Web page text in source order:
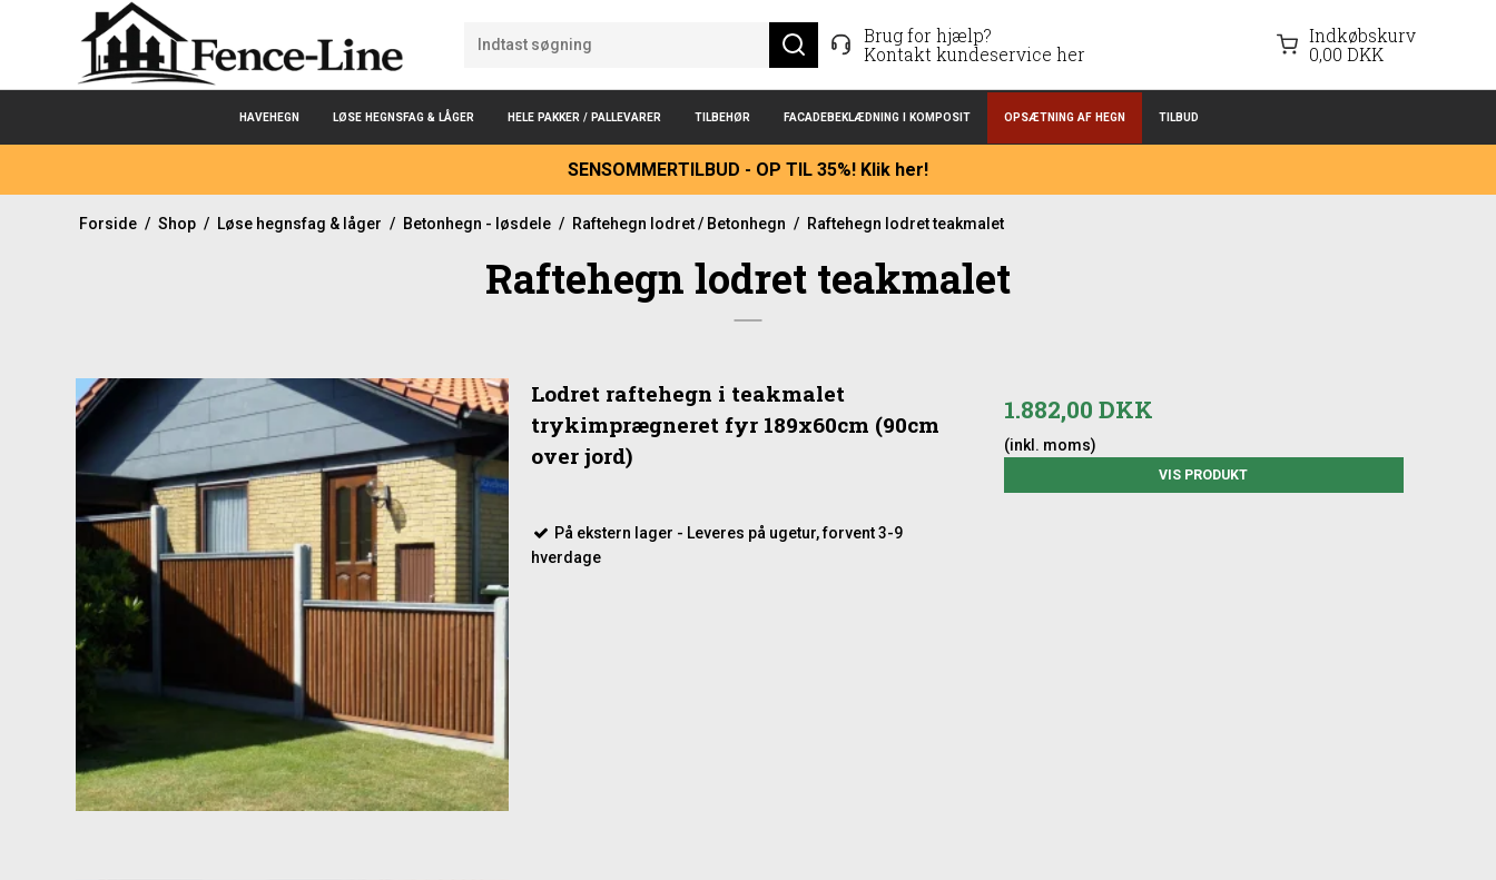
Brug for hjælp?
Kontakt kundeservice her
Indkøbskurv
0,00 DKK
HAVEHEGN LØSE HEGNSFAG & LÅGER HELE PAKKER / PALLEVARER TILBEHØR FACADEBEKLÆDNING I KOMPOSIT OPSÆTNING AF HEGN TILBUD
SENSOMMERTILBUD - OP TIL 35%! Klik her!
Forside / Shop / Løse hegnsfag & låger / Betonhegn - løsdele / Raftehegn lodret / Betonhegn / Raftehegn lodret teakmalet
Raftehegn lodret teakmalet
Lodret raftehegn i teakmalet
trykimprægneret fyr 189x60cm (90cm
over jord)
På ekstern lager - Leveres på ugetur, forvent 3-9
hverdage
1.882,00 DKK
(inkl. moms)
VIS PRODUKT